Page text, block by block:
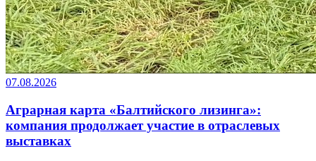
07.08.2026
Аграрная карта «Балтийского лизинга»:
компания продолжает участие в отраслевых
выставках